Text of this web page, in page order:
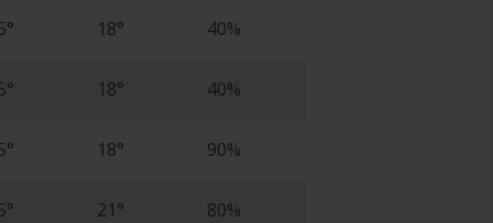
18° 40%
18° 40%
18° 90%
21° 80%